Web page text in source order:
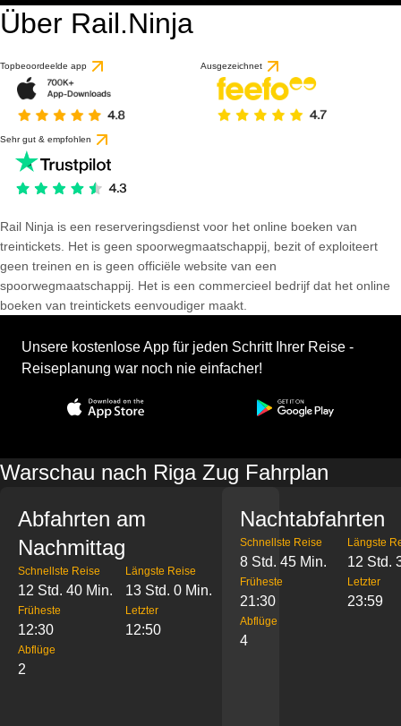
Über Rail.Ninja
Topbeoordeelde app Ausgezeichnet
Sehr gut & empfohlen
Rail Ninja is een reserveringsdienst voor het online boeken van
treintickets. Het is geen spoorwegmaatschappij, bezit of exploiteert
geen treinen en is geen officiële website van een
spoorwegmaatschappij. Het is een commercieel bedrijf dat het online
boeken van treintickets eenvoudiger maakt.
Unsere kostenlose App für jeden Schritt Ihrer Reise -
Reiseplanung war noch nie einfacher!
Warschau nach Riga Zug Fahrplan
Abfahrten am
Nachmittag
Schnellste Reise
12 Std. 40 Min.
Längste Reise
13 Std. 0 Min.
Früheste
12:30
Letzter
12:50
Abflüge
2
Nachtabfahrten
Schnellste Reise
8 Std. 45 Min.
Längste
12 Std.
Früheste
21:30
Letzter
23:59
Abflüge
4